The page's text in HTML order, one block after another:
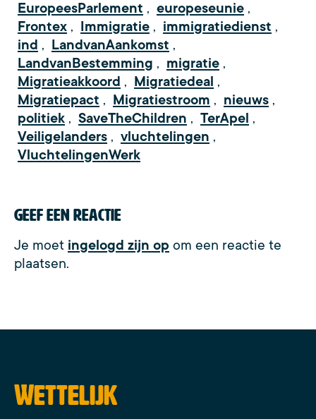
EuropeesParlement , europeseunie ,
Frontex , Immigratie , immigratiedienst ,
ind , LandvanAankomst ,
LandvanBestemming , migratie ,
Migratieakkoord , Migratiedeal ,
Migratiepact , Migratiestroom , nieuws ,
politiek , SaveTheChildren , TerApel ,
Veiligelanders , vluchtelingen ,
VluchtelingenWerk
Geef een reactie
Je moet ingelogd zijn op om een reactie te
plaatsen.
Wettelijk